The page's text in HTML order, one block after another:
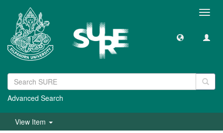
Advanced Search
View Item